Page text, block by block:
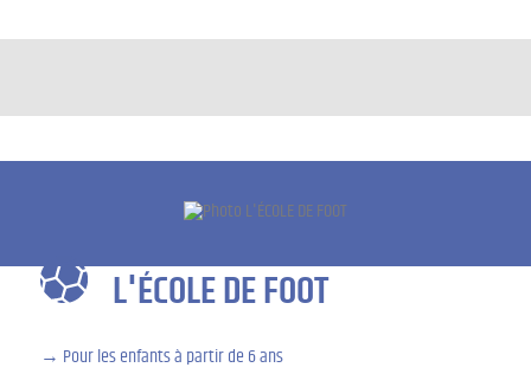
L'ÉCOLE DE FOOT
Pour les enfants à partir de 6 ans